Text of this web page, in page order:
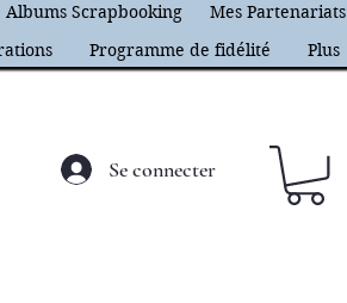
Albums Scrapbooking
Mes Partenariats
Programme de fidélité Plus
Se connecter